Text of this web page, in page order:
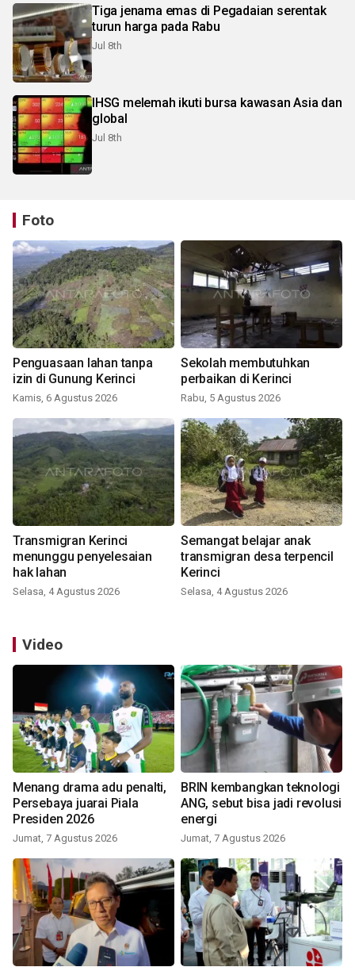
Tiga jenama emas di Pegadaian serentak
turun harga pada Rabu
Jul 8th
IHSG melemah ikuti bursa kawasan Asia dan
global
Jul 8th
Foto
Penguasaan lahan tanpa
izin di Gunung Kerinci
Kamis, 6 Agustus 2026
Sekolah membutuhkan
perbaikan di Kerinci
Rabu, 5 Agustus 2026
Transmigran Kerinci
menunggu penyelesaian
hak lahan
Selasa, 4 Agustus 2026
Semangat belajar anak
transmigran desa terpencil
Kerinci
Selasa, 4 Agustus 2026
Video
Menang drama adu penalti,
Persebaya juarai Piala
Presiden 2026
Jumat, 7 Agustus 2026
BRIN kembangkan teknologi
ANG, sebut bisa jadi revolusi
energi
Jumat, 7 Agustus 2026